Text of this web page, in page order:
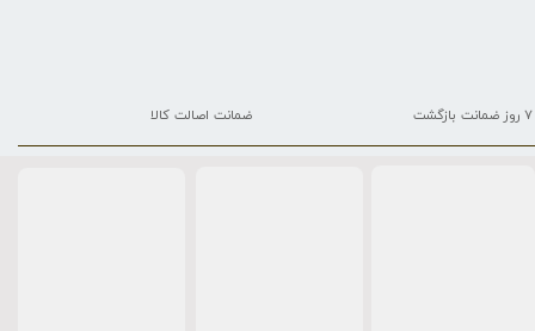
۷ روز ضمانت بازگشت ضمانت اصالت کالا